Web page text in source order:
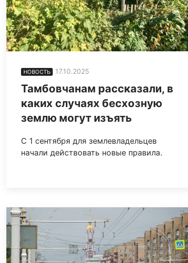
НОВОСТЬ 17.10.2025
Тамбовчанам рассказали, в
каких случаях бесхозную
землю могут изъять
С 1 сентября для землевладельцев
начали действовать новые правила.